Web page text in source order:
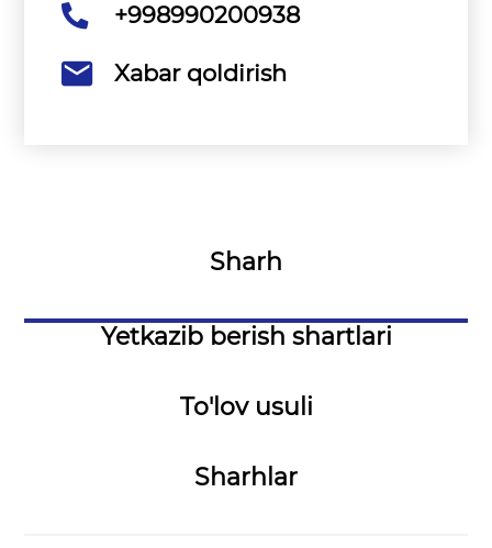
+998990200938
Xabar qoldirish
Sharh
Yetkazib berish shartlari
To'lov usuli
Sharhlar